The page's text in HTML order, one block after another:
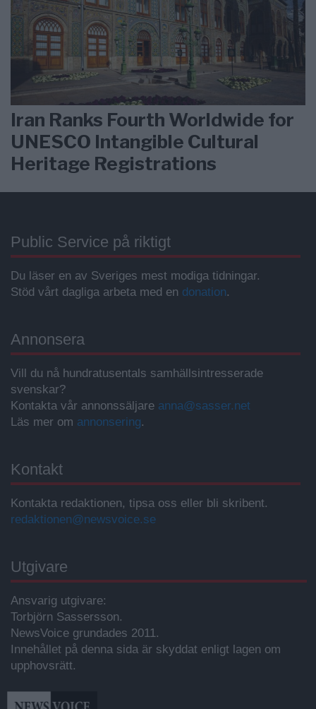
Iran Ranks Fourth Worldwide for
UNESCO Intangible Cultural
Heritage Registrations
Public Service på riktigt
Du läser en av Sveriges mest modiga tidningar.
Stöd vårt dagliga arbeta med en donation.
Annonsera
Vill du nå hundratusentals samhällsintresserade
svenskar?
Kontakta vår annonssäljare anna@sasser.net
Läs mer om annonsering.
Kontakt
Kontakta redaktionen, tipsa oss eller bli skribent.
redaktionen@newsvoice.se
Utgivare
Ansvarig utgivare:
Torbjörn Sassersson.
NewsVoice grundades 2011.
Innehållet på denna sida är skyddat enligt lagen om
upphovsrätt.